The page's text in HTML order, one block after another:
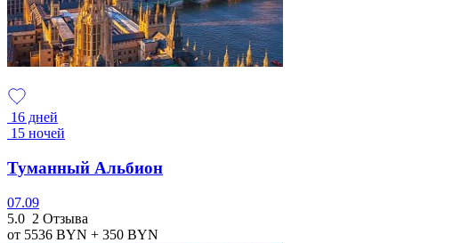
16 дней
15 ночей
Туманный Альбион
07.09
5.0 2 Отзыва
от 5536 BYN + 350 BYN